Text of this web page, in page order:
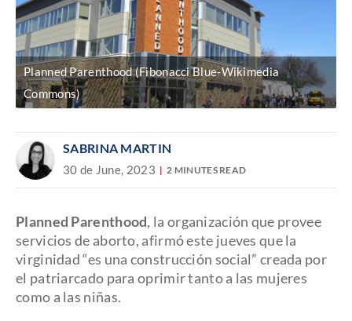
Planned Parenthood (Fibonacci Blue-Wikimedia
Commons)
SABRINA MARTIN
30 de June, 2023 2 MINUTES READ
Planned Parenthood, la organización que provee
servicios de aborto, afirmó este jueves que la
virginidad “es una construcción social” creada por
el patriarcado para oprimir tanto a las mujeres
como a las niñas.